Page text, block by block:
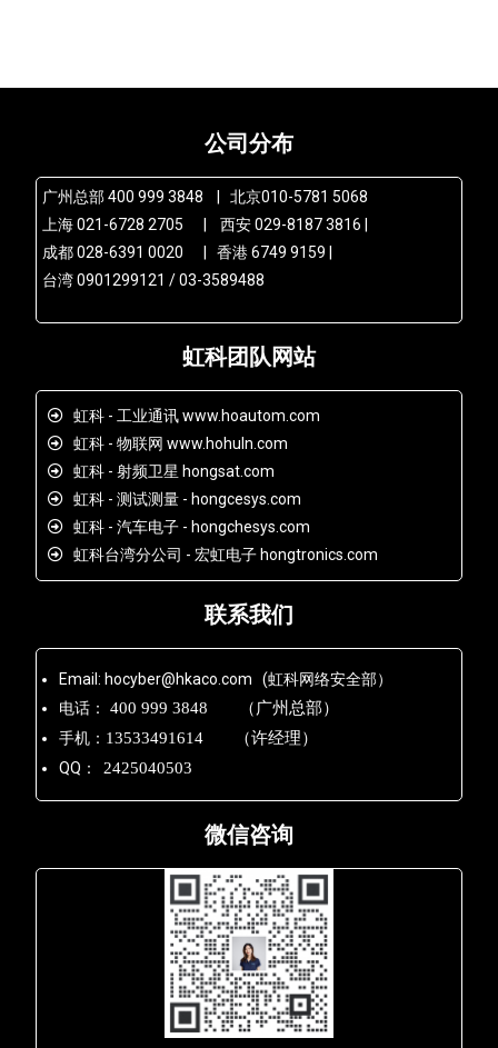
公司分布
广州总部 400 999 3848 | 北京010-5781 5068
上海 021-6728 2705 | 西安 029-8187 3816 |
成都 028-6391 0020 | 香港 6749 9159 |
台湾 0901299121 / 03-3589488
虹科团队网站
虹科 - 工业通讯 www.hoautom.com
虹科 - 物联网 www.hohuln.com
虹科 - 射频卫星 hongsat.com
虹科 - 测试测量 - hongcesys.com
虹科 - 汽车电子 - hongchesys.com
虹科台湾分公司 - 宏虹电子 hongtronics.com
联系我们
Email: hocyber@hkaco.com (虹科网络安全部）
电话：
400 999 3848 （广州总部）
手机： 13533491614 （许经理）
QQ： 2425040503
微信咨询